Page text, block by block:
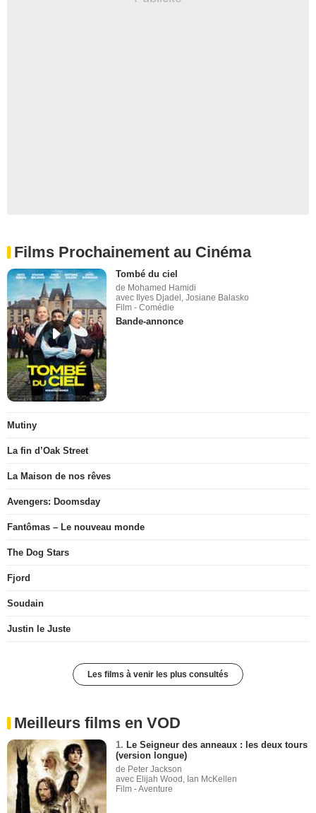
Films Prochainement au Cinéma
Tombé du ciel
de Mohamed Hamidi
avec Ilyes Djadel, Josiane Balasko
Film - Comédie
Bande-annonce
Mutiny
La fin d’Oak Street
La Maison de nos rêves
Avengers: Doomsday
Fantômas – Le nouveau monde
The Dog Stars
Fjord
Soudain
Justin le Juste
Les films à venir les plus consultés
Meilleurs films en VOD
1. Le Seigneur des anneaux : les deux tours
(version longue)
de Peter Jackson
avec Elijah Wood, Ian McKellen
Film - Aventure